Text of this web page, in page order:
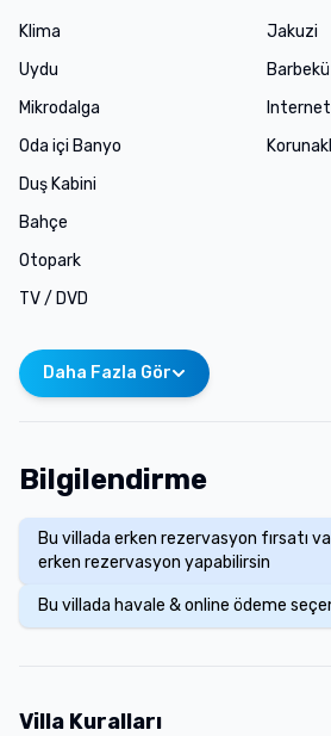
Klima
Uydu
Mikrodalga
Oda içi Banyo
Jakuzi
Barbekü
Internet
Duş Kabini
Bahçe
Otopark
TV / DVD
Daha Fazla Gör
Bilgilendirme
Bu villada erken rezervasyon fırsatı
erken rezervasyon yapabilirsin
Bu villada havale & online ödeme
Villa Kuralları